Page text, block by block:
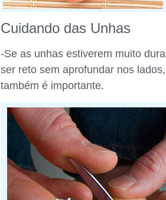
Cuidando das Unhas
-Se as unhas estiverem muito
ser reto sem aprofundar nos
também é importante.